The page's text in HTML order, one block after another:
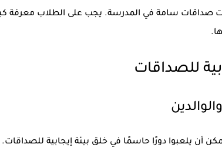
صداقات سامة في المدرسة. يجب على الطلاب معرفة
للصداقات
أن يلعبوا دورًا حاسمًا في خلق بيئة إيجابية